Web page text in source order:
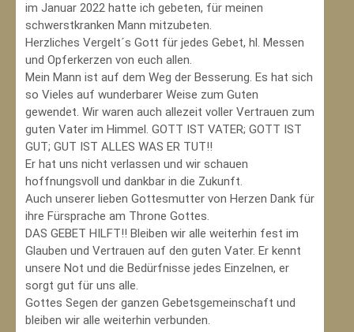
im Januar 2022 hatte ich gebeten, für meinen
schwerstkranken Mann mitzubeten.
Herzliches Vergelt´s Gott für jedes Gebet, hl. Messen
und Opferkerzen von euch allen.
Mein Mann ist auf dem Weg der Besserung. Es hat sich
so Vieles auf wunderbarer Weise zum Guten
gewendet. Wir waren auch allezeit voller Vertrauen zum
guten Vater im Himmel. GOTT IST VATER; GOTT IST
GUT; GUT IST ALLES WAS ER TUT!!
Er hat uns nicht verlassen und wir schauen
hoffnungsvoll und dankbar in die Zukunft.
Auch unserer lieben Gottesmutter von Herzen Dank für
ihre Fürsprache am Throne Gottes.
DAS GEBET HILFT!! Bleiben wir alle weiterhin fest im
Glauben und Vertrauen auf den guten Vater. Er kennt
unsere Not und die Bedürfnisse jedes Einzelnen, er
sorgt gut für uns alle.
Gottes Segen der ganzen Gebetsgemeinschaft und
bleiben wir alle weiterhin verbunden.